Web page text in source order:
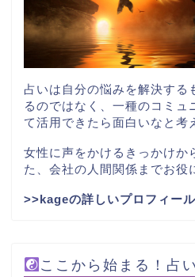
占いは自分の悩みを解決する
るのではなく、一種のコミュ
て活用できたら面白いなと考
女性に声をかけるきっかけか
た、会社の人間関係までお役
>>kageの詳しいプロフィー
ここから始まる！占